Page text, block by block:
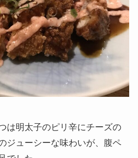
は明太子のピリ辛にチーズの
ジューシーな味わいが、腹ペ